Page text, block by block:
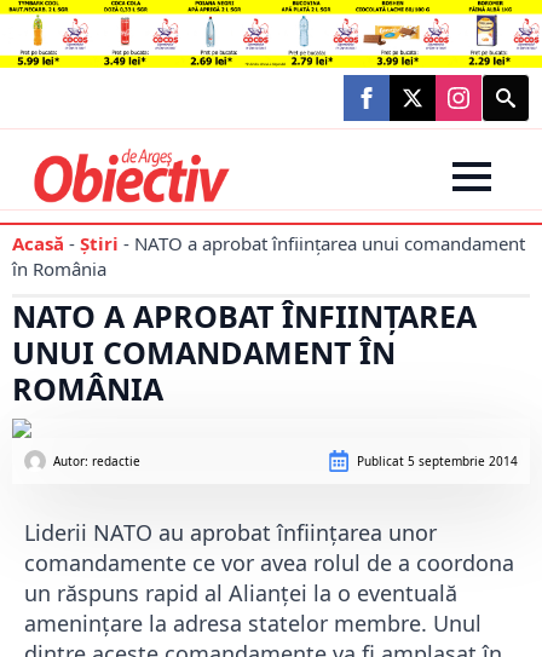
Search
for:
Acasă - Știri - NATO a aprobat înfiinţarea unui comandament
în România
NATO A APROBAT ÎNFIINŢAREA
UNUI COMANDAMENT ÎN
ROMÂNIA
Autor: redactie Publicat 5 septembrie 2014
Liderii NATO au aprobat înfiinţarea unor
comandamente ce vor avea rolul de a coordona
un răspuns rapid al Alianţei la o eventuală
ameninţare la adresa statelor membre. Unul